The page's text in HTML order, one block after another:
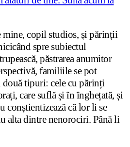
copil studios, și părinții
spre subiectul
păstrarea anumitor
familiile se pot
tipuri: cele cu părinți
care suflă și în înghețată, și
conștientizează că lor li se
alta dintre nenorociri. Până li